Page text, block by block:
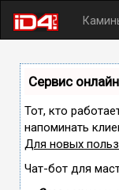
Сервис
Тот, кто
напоминать
Для новых
Чат-бот для